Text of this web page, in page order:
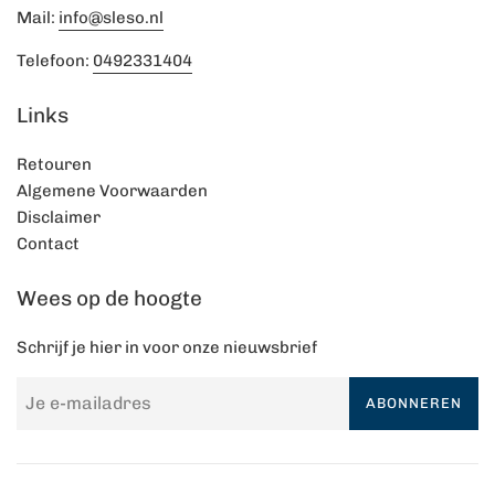
Mail: info@sleso.nl
Telefoon: 0492331404
Links
Retouren
Algemene Voorwaarden
Disclaimer
Contact
Wees op de hoogte
Schrijf je hier in voor onze nieuwsbrief
ABONNEREN